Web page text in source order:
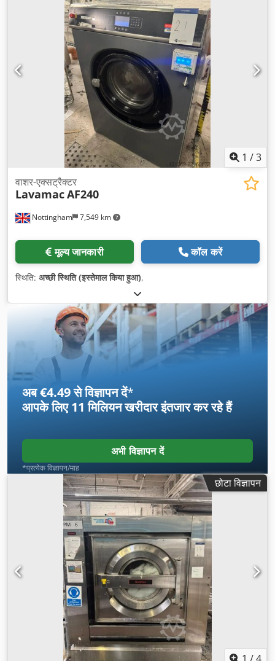
1 /3
Nottingham 7,549 km
वाशर-एक्सट्रैक्टर
LavamacAF240
मूल्य जानकारी कॉल करें
स्थिति: अच्छी स्थिति (इस्तेमाल किया हुआ),
अब €4.49 से विज्ञापन दें*
आपके लिए11 मिलियन खरीदारइंतजार कर रहे हैं
अभी विज्ञापन दें
*प्रत्येक विज्ञापन/माह
छोटा विज्ञापन